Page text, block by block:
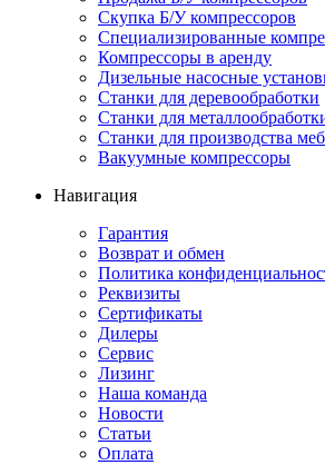
Скупка Б/У компрессоров
Специализированные
Компрессоры в аренду
Дизельные насосные
Станки для деревообработки
Станки для
Станки для производства
Вакуумные компрессоры
Навигация
Гарантия
Возврат и обмен
Политика
Реквизиты
Сертификаты
Дилеры
Сервис
Лизинг
Наша команда
Новости
Статьи
Оплата